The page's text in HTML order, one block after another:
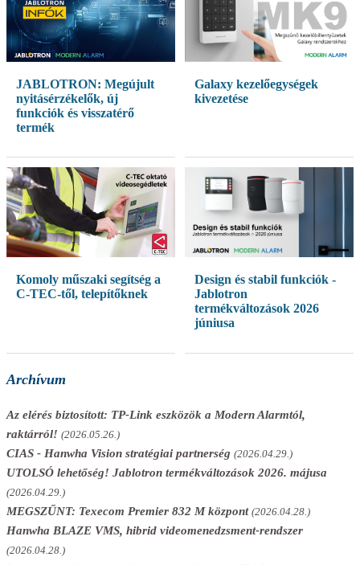
JABLOTRON: Megújult
nyitásérzékelők, új
funkciók és visszatérő
termék
Galaxy kezelőegységek
kivezetése
Komoly műszaki segítség a
C-TEC-től, telepítőknek
Design és stabil funkciók -
Jablotron
termékváltozások 2026
júniusa
Archívum
Az elérés biztosított: TP-Link eszközök a Modern Alarmtól,
raktárról! (2026.05.26.)
CIAS - Hanwha Vision stratégiai partnerség (2026.04.29.)
UTOLSÓ lehetőség! Jablotron termékváltozások 2026. májusa
(2026.04.29.)
MEGSZŰNT: Texecom Premier 832 M központ (2026.04.28.)
Hanwha BLAZE VMS, hibrid videomenedzsment-rendszer
(2026.04.28.)